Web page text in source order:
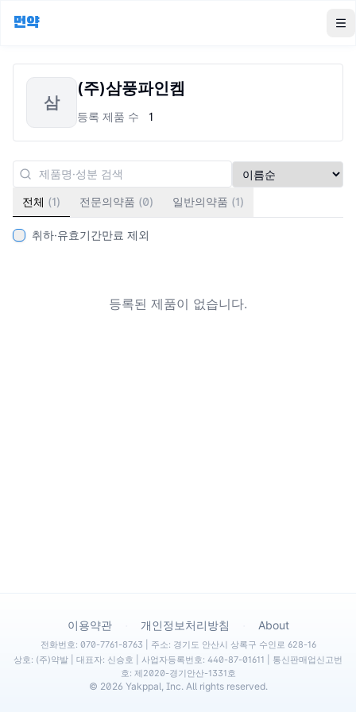
먼약
삼
(주)삼풍파인켐
등록 제품 수 1
전체 (1) 전문의약품 (0) 일반의약품 (1)
취하·유효기간만료 제외
등록된 제품이 없습니다.
이용약관 개인정보처리방침 About
전화번호: 070-7761-8763 | 주소: 경기도 안산시 상록구 수인로 628-16
상호: (주)약발 | 대표자: 신승호 | 사업자등록번호: 440-87-01611 | 통신판매업신고번
호: 제2020-경기안산-1331호
© 2026 Yakppal, Inc. All rights reserved.